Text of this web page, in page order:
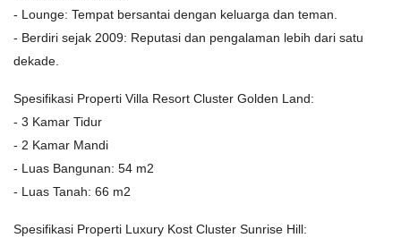
- Lounge: Tempat bersantai dengan keluarga dan teman.
- Berdiri sejak 2009: Reputasi dan pengalaman lebih dari satu
dekade.
Spesifikasi Properti Villa Resort Cluster Golden Land:
- 3 Kamar Tidur
- 2 Kamar Mandi
- Luas Bangunan: 54 m2
- Luas Tanah: 66 m2
Spesifikasi Properti Luxury Kost Cluster Sunrise Hill: